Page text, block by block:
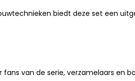
biedt deze set een
fans van de serie, verzamelaars en